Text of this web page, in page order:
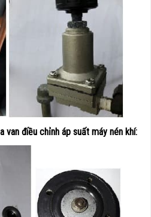
điều chỉnh áp suất máy nén khí: